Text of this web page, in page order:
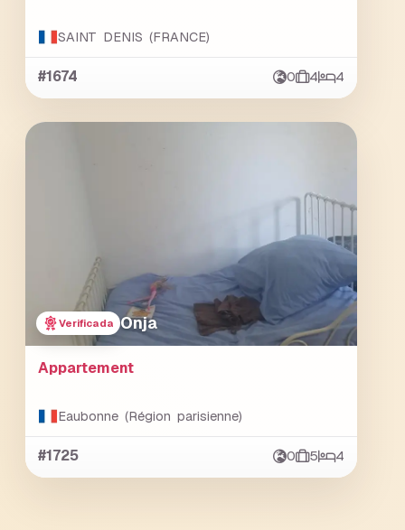
SAINT DENIS (FRANCE)
#1674 0 4 4
Verificada Onja
Appartement
Eaubonne (Région parisienne)
#1725 0 5 4